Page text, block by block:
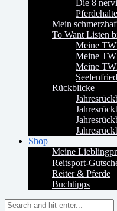
Die 8
Mein
To Want Listen
Meine
Meine
Meine
Rückblicke
Shop
Meine
Reitsport-
Reiter & Pferde
Buchtipps